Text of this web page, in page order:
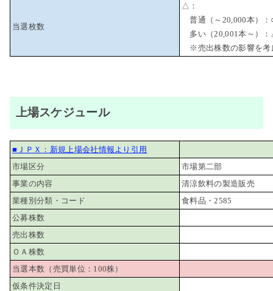
当選枚数
△：
普通（～20,000本）
多い（20,001本～）
※売出株数の影響を考
上場スケジュール
■ＪＰＸ：新規上場会社情報より引用
市場区分
市場第二部
事業の内容
清涼飲料の製造販売
業種別分類・コード
食料品・2585
公募株数
売出株数
ＯＡ株数
当選本数（売買単位：100株）
仮条件決定日